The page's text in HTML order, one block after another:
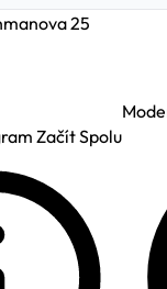
25
Začít Spolu